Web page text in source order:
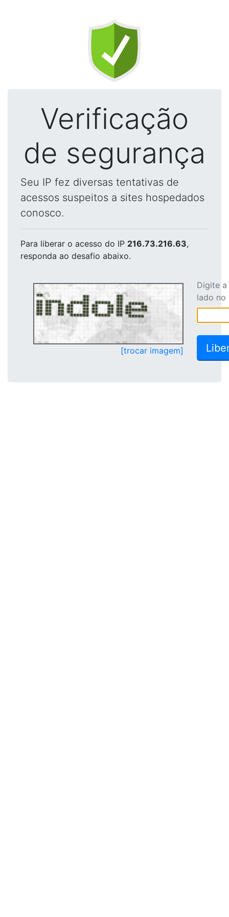
Verificação
de segurança
Seu IP fez diversas tentativas de
acessos suspeitos a sites hospedados
conosco.
Para liberar o acesso do IP 216.73.216.63,
responda ao desafio abaixo.
[trocar imagem]
Digite
lado no